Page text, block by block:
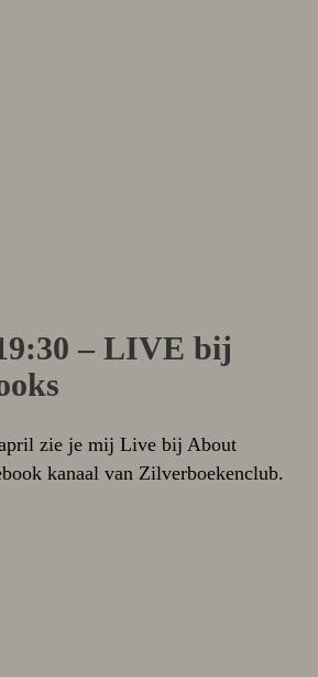
– LIVE bij
zie je mij Live bij About
kanaal van Zilverboekenclub.